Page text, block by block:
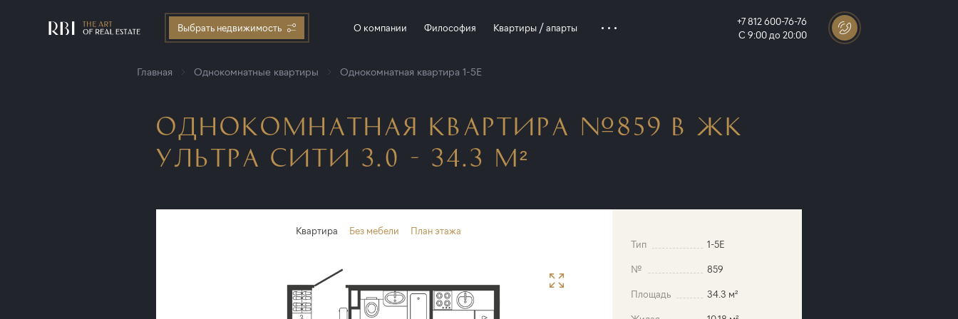
Выбрать недвижимость О компании Философия Квартиры / апарты
+7 812 600-76-76
С 9:00 до 20:00
Главная Однокомнатные квартиры Однокомнатная квартира 1-5E
ОДНОКОМНАТНАЯ КВАРТИРА №859 В ЖК
УЛЬТРА СИТИ 3.0 - 34.3 М²
Квартира Без мебели План этажа
Тип 1-5E
№ 859
Площадь 34.3 м²